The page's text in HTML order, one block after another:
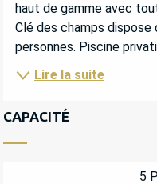
haut de gamme avec
Clé des champs dispose
personnes. Piscine
Lire la suite
CAPACITÉ
5